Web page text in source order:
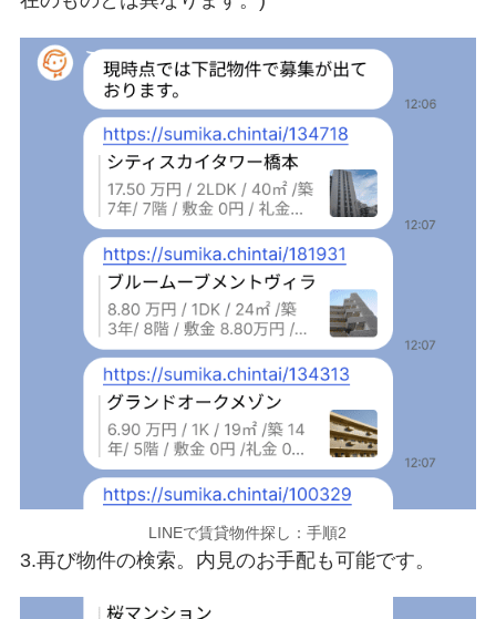
LINEで賃貸物件探し：手順2
3.再び物件の検索。内見のお手配も可能です。